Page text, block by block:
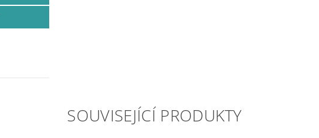
SOUVISEJÍCÍ PRODUKTY